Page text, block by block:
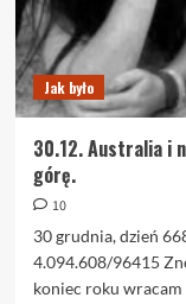
Jak było
30.12. Australia i
górę.
10
30 grudnia, dzień
4.094.608/96415
koniec roku wracam